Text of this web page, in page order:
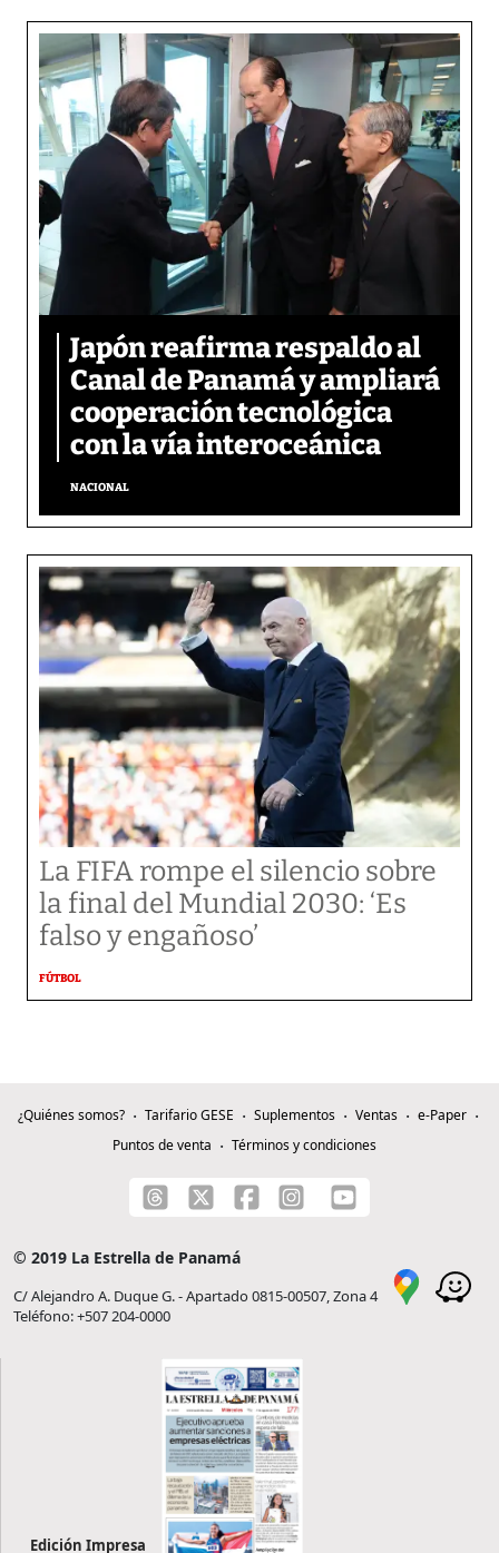
Japón reafirma respaldo al
Canal de Panamá y ampliará
cooperación tecnológica
con la vía interoceánica
NACIONAL
La FIFA rompe el silencio sobre
la final del Mundial 2030: ‘Es
falso y engañoso’
FÚTBOL
¿Quiénes somos? Tarifario GESE Suplementos Ventas
e-Paper
Puntos de venta
Términos y condiciones
© 2019 La Estrella de Panamá
C/ Alejandro A. Duque G. - Apartado 0815-00507, Zona 4
Teléfono: +507 204-0000
Edición Impresa